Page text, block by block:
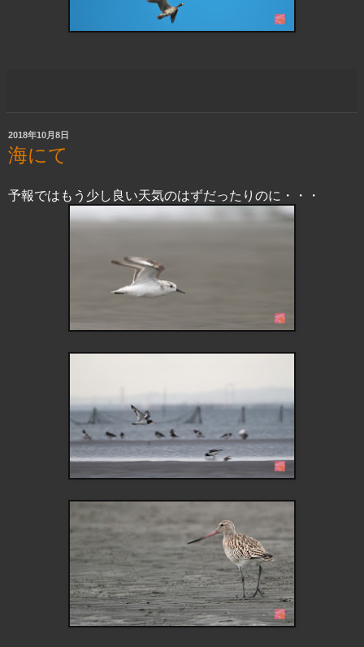
2018年10月8日
海にて
予報ではもう少し良い天気のはずだったりのに・・・